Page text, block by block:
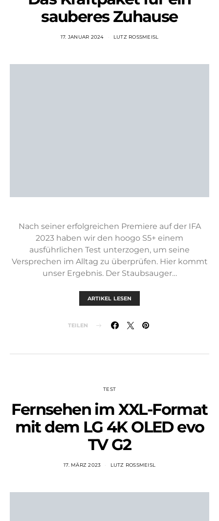
sauberes Zuhause
17. JANUAR 2024 LUTZ ROSSMEISL
Nach seiner erfolgreichen Premiere auf der IFA
2023 haben wir den hoogo S5+ einem
ausführlichen Test unterzogen, um seine
Versprechen im Alltag zu überprüfen. Hier kommt
unser Ergebnis. Der Staubsauger…
ARTIKEL LESEN
TEILEN
TEST
Fernsehen im XXL-Format
mit dem LG 4K OLED evo
TV G2
17. MÄRZ 2023 LUTZ ROSSMEISL